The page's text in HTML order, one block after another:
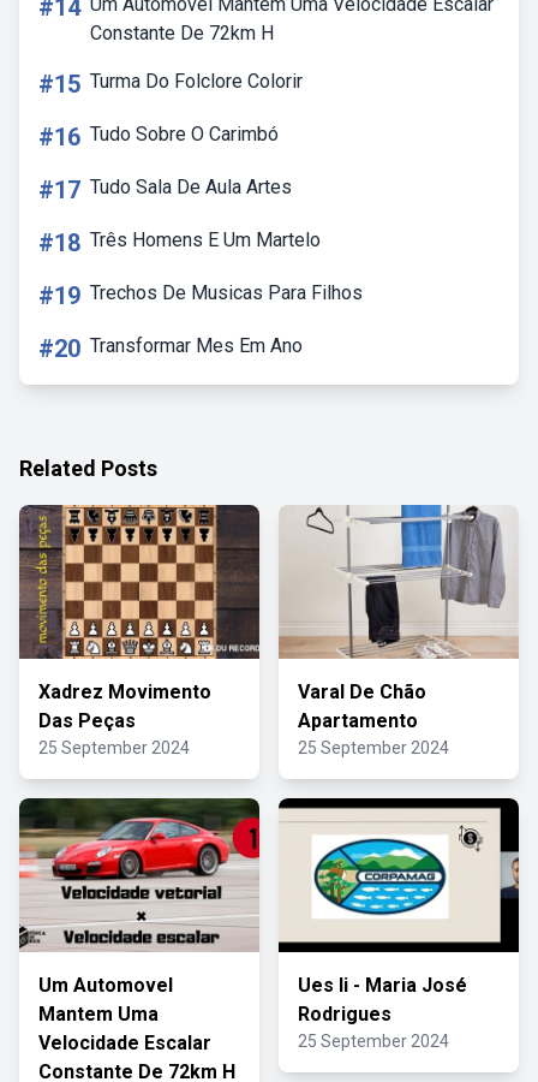
#14
Constante De 72km H
#15 Turma Do Folclore Colorir
#16 Tudo Sobre O Carimbó
#17 Tudo Sala De Aula Artes
#18 Três Homens E Um Martelo
#19 Trechos De Musicas Para Filhos
#20 Transformar Mes Em Ano
Related Posts
Xadrez Movimento
Das Peças
25 September 2024
Varal De Chão
Apartamento
25 September 2024
Um Automovel
Mantem Uma
Velocidade Escalar
Constante De 72km H
Ues Ii - Maria José
Rodrigues
25 September 2024